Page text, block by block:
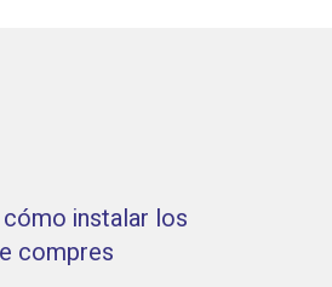
instalar los
compres